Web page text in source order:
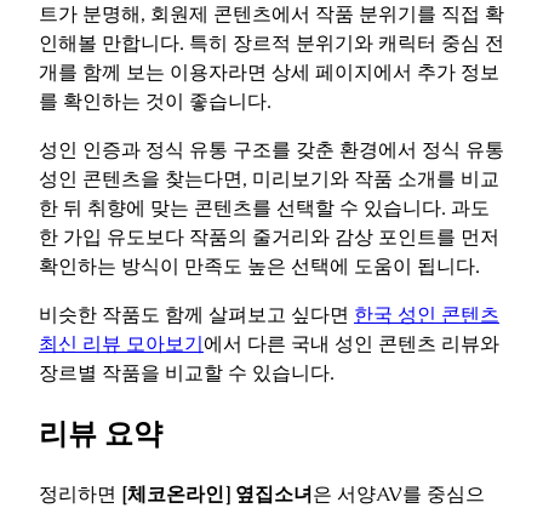
트가 분명해, 회원제 콘텐츠에서 작품 분위기를 직접 확
인해볼 만합니다. 특히 장르적 분위기와 캐릭터 중심 전
개를 함께 보는 이용자라면 상세 페이지에서 추가 정보
를 확인하는 것이 좋습니다.
성인 인증과 정식 유통 구조를 갖춘 환경에서 정식 유통
성인 콘텐츠을 찾는다면, 미리보기와 작품 소개를 비교
한 뒤 취향에 맞는 콘텐츠를 선택할 수 있습니다. 과도
한 가입 유도보다 작품의 줄거리와 감상 포인트를 먼저
확인하는 방식이 만족도 높은 선택에 도움이 됩니다.
비슷한 작품도 함께 살펴보고 싶다면 한국 성인 콘텐츠
최신 리뷰 모아보기에서 다른 국내 성인 콘텐츠 리뷰와
장르별 작품을 비교할 수 있습니다.
리뷰 요약
정리하면 [체코온라인] 옆집소녀은 서양AV를 중심으